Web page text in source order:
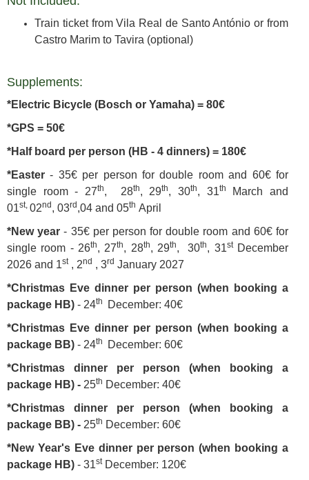
Train ticket from Vila Real de Santo António or from
Castro Marim to Tavira (optional)
Supplements:
*Electric Bicycle (Bosch or Yamaha) = 80€
*GPS = 50€
*Half board per person (HB - 4 dinners) = 180€
*Easter - 35€ per person for double room and 60€ for
single room - 27th, 28th, 29th, 30th, 31th
March and
01st, 02nd , 03rd ,04 and 05th April
*New year - 35€ per person for double room and 60€ for
single room - 26th, 27th, 28th, 29th, 30th, 31stDecember
2026 and 1st, 2nd , 3rd January 2027
*Christmas Eve dinner per person (when booking a
package HB) - 24th
December: 40€
*Christmas Eve dinner per person (when booking a
package BB) - 24th
December: 60€
*Christmas dinner per person (when booking a
package HB) - 25th December: 40€
*Christmas dinner per person (when booking a
package BB) - 25th December: 60€
*New Year's Eve dinner per person (when booking a
package HB) - 31stDecember: 120€